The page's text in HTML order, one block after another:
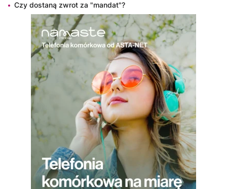
Czy dostaną zwrot za "mandat"?